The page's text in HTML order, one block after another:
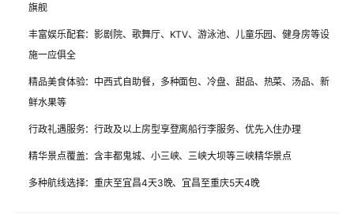
旗舰
丰富娱乐配套：影剧院、歌舞厅、KTV、游泳池、儿童乐园、健身房等设
施一应俱全
精品美食体验：中西式自助餐，多种面包、冷盘、甜品、热菜、汤品、新
鲜水果等
行政礼遇服务：行政及以上房型享登离船行李服务、优先入住办理
精华景点覆盖：含丰都鬼城、小三峡、三峡大坝等三峡精华景点
多种航线选择：重庆至宜昌4天3晚、宜昌至重庆5天4晚